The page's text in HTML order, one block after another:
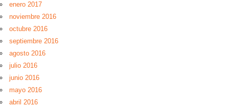
enero 2017
noviembre 2016
octubre 2016
septiembre 2016
agosto 2016
julio 2016
junio 2016
mayo 2016
abril 2016